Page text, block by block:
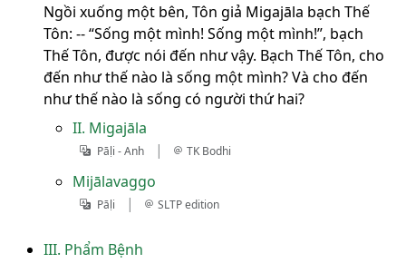
Ngồi xuống một bên, Tôn giả Migajāla bạch Thế
Tôn: -- “Sống một mình! Sống một mình!”, bạch
Thế Tôn, được nói đến như vậy. Bạch Thế Tôn, cho
đến như thế nào là sống một mình? Và cho đến
như thế nào là sống có người thứ hai?
II. Migajāla
Pāḷi - Anh | TK Bodhi
Mijālavaggo
Pāḷi | SLTP edition
III. Phẩm Bệnh